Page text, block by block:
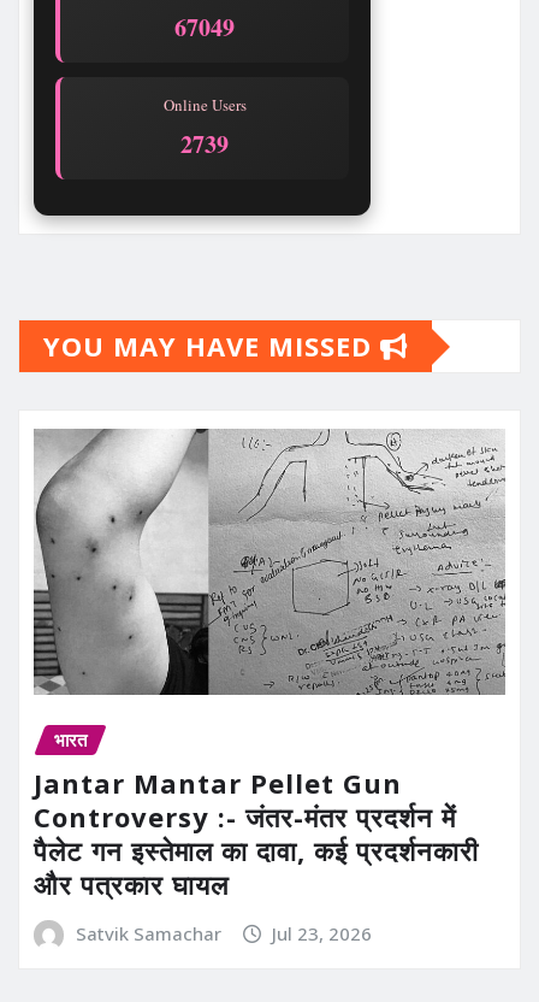
67051
Online Users
2739
YOU MAY HAVE MISSED
भारत
Jantar Mantar Pellet Gun
Controversy :- जंतर-मंतर प्रदर्शन में
पैलेट गन इस्तेमाल का दावा, कई प्रदर्शनकारी
और पत्रकार घायल
Satvik Samachar Jul 23, 2026